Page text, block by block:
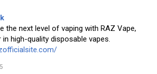
the next level of vaping with RAZ Vape,
in high-quality disposable vapes.